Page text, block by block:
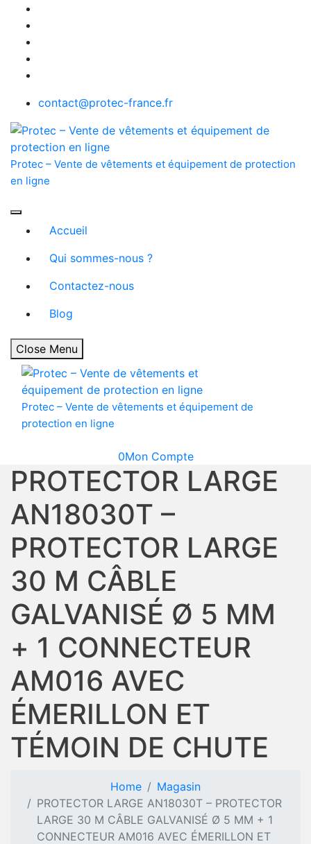
content
contact@protec-france.fr
Protec – Vente de vêtements et équipement de protection
en ligne
Accueil
Qui sommes-nous ?
Contactez-nous
Blog
Close Menu
Protec – Vente de vêtements et équipement de
protection en ligne
0Mon Compte
PROTECTOR LARGE
AN18030T –
PROTECTOR LARGE
30 M CÂBLE
GALVANISÉ Ø 5 MM
+ 1 CONNECTEUR
AM016 AVEC
ÉMERILLON ET
TÉMOIN DE CHUTE
Home
Magasin
PROTECTOR LARGE AN18030T – PROTECTOR
LARGE 30 M CÂBLE GALVANISÉ Ø 5 MM + 1
CONNECTEUR AM016 AVEC ÉMERILLON ET